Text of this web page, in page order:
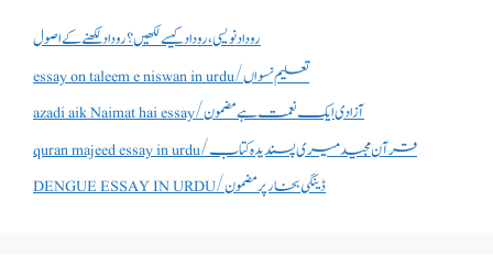
روداد نویسی ،روداد کیسے لکھیں؟ روداد لکھنے کے اصول
essay on taleem e niswan in urdu/تعلیم نسواں
azadi aik Naimat hai essay/آزادی ایک نعمت ہے مضمون
quran majeed essay in urdu/قرآن مجید میری پسندیدہ کتاب
DENGUE ESSAY IN URDU/ڈینگی بخار پر مضمون